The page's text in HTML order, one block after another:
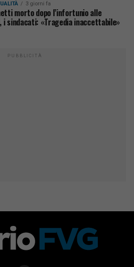
3 giorni fa
morto dopo l’infortunio alle
i sindacati: «Tragedia inaccettabile»
PUBBLICITÀ